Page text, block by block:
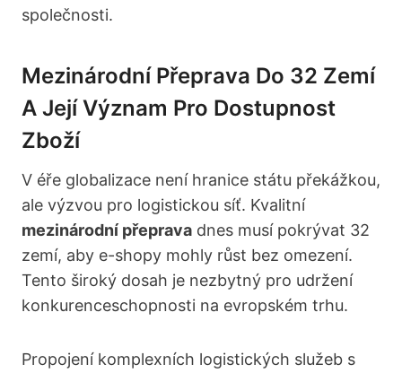
společnosti.
Mezinárodní Přeprava Do 32 Zemí
A Její Význam Pro Dostupnost
Zboží
V éře globalizace není hranice státu překážkou,
ale výzvou pro logistickou síť. Kvalitní
mezinárodní přeprava dnes musí pokrývat 32
zemí, aby e-shopy mohly růst bez omezení.
Tento široký dosah je nezbytný pro udržení
konkurenceschopnosti na evropském trhu.
Propojení komplexních logistických služeb s